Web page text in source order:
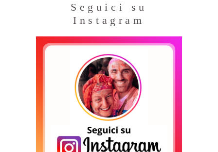
Seguici su
Instagram